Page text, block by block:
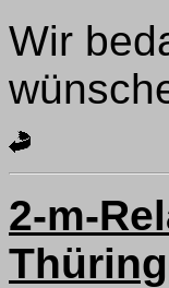
Wir
2-m-